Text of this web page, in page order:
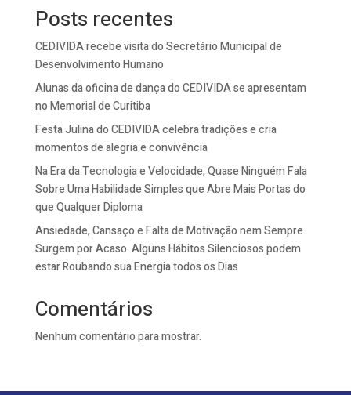
Posts recentes
CEDIVIDA recebe visita do Secretário Municipal de
Desenvolvimento Humano
Alunas da oficina de dança do CEDIVIDA se apresentam
no Memorial de Curitiba
Festa Julina do CEDIVIDA celebra tradições e cria
momentos de alegria e convivência
Na Era da Tecnologia e Velocidade, Quase Ninguém Fala
Sobre Uma Habilidade Simples que Abre Mais Portas do
que Qualquer Diploma
Ansiedade, Cansaço e Falta de Motivação nem Sempre
Surgem por Acaso. Alguns Hábitos Silenciosos podem
estar Roubando sua Energia todos os Dias
Comentários
Nenhum comentário para mostrar.